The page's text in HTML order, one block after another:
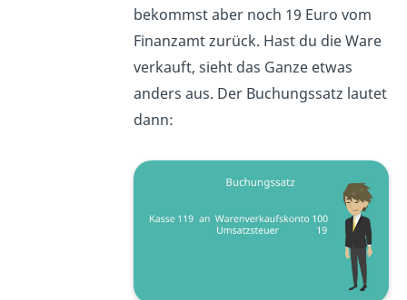
bekommst aber noch 19 Euro vom
Finanzamt zurück. Hast du die Ware
verkauft, sieht das Ganze etwas
anders aus. Der Buchungssatz lautet
dann: